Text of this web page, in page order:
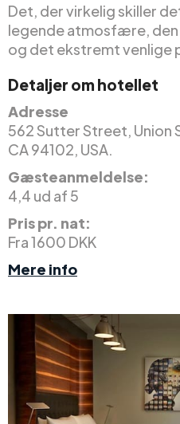
Det, der virkelig skiller
legende atmosfære,
og det ekstremt venlige
Detaljer om hotellet
Adresse
562 Sutter Street, Union
CA 94102, USA.
Gæsteanmeldelse:
4,4 ud af 5
Pris pr. nat:
Fra 1600 DKK
Mere info